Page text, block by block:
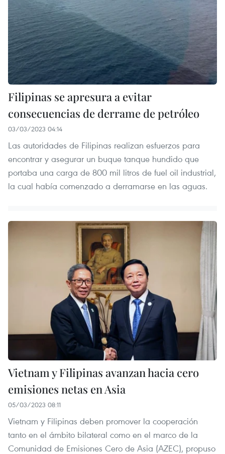
Filipinas se apresura a evitar
consecuencias de derrame de petróleo
03/03/2023 04:14
Las autoridades de Filipinas realizan esfuerzos para
encontrar y asegurar un buque tanque hundido que
portaba una carga de 800 mil litros de fuel oil industrial,
la cual había comenzado a derramarse en las aguas.
Vietnam y Filipinas avanzan hacia cero
emisiones netas en Asia
05/03/2023 08:11
Vietnam y Filipinas deben promover la cooperación
tanto en el ámbito bilateral como en el marco de la
Comunidad de Emisiones Cero de Asia (AZEC), propuso